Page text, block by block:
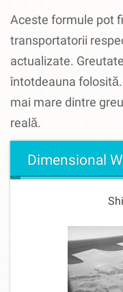
Aceste formule pot
transportatorii
actualizate.
întotdeauna folosită.
mai mare dintre
reală.
Dimensional